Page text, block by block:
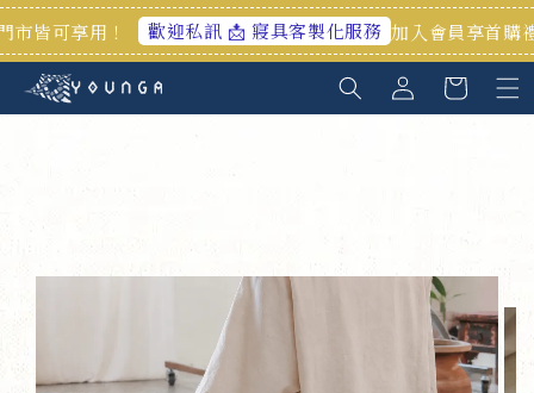
用！ 歡迎私訊 📩 寢具客製化服務 加入會員享首購禮100元